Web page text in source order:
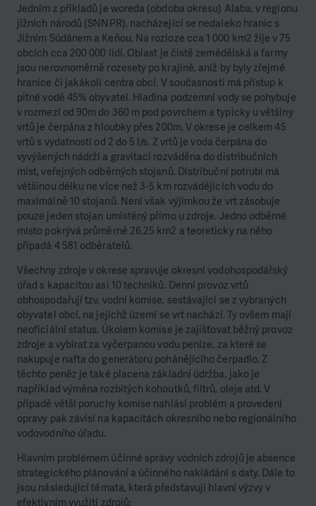
Jedním z příkladů je woreda (obdoba okresu) Alaba, v regionu
jižních národů (SNNPR), nacházející se nedaleko hranic s
Jižním Súdánem a Keňou. Na rozloze cca 1 000 km2 žije v 75
obcích cca 200 000 lidí. Oblast je čistě zemědělská a farmy
jsou nerovnoměrně rozesety po krajině, aniž by byly zřejmé
hranice či jakákoli centra obcí. V současnosti má přístup k
pitné vodě 45% obyvatel. Hladina podzemní vody se pohybuje
v rozmezí od 90m do 360 m pod povrchem a typicky u většiny
vrtů je čerpána z hloubky přes 200m. V okrese je celkem 45
vrtů s vydatností od 2 do 5 l/s. Z vrtů je voda čerpána do
vyvýšených nádrží a gravitací rozváděna do distribučních
míst, veřejných odběrných stojanů. Distribuční potrubí má
většinou délku ne více než 3-5 km rozvádějících vodu do
maximálně 10 stojanů. Není však výjimkou že vrt zásobuje
pouze jeden stojan umístěný přímo u zdroje. Jedno odběrné
místo pokrývá průměrně 26,25 km2 a teoreticky na něho
připadá 4 581 odběratelů.
Všechny zdroje v okrese spravuje okresní vodohospodářský
úřad s kapacitou asi 10 techniků. Denní provoz vrtů
obhospodařují tzv. vodní komise, sestávající se z vybraných
obyvatel obcí, na jejichž území se vrt nachází. Ty ovšem mají
neoficiální status. Úkolem komise je zajišťovat běžný provoz
zdroje a vybírat za vyčerpanou vodu peníze, za které se
nakupuje nafta do generátoru pohánějícího čerpadlo. Z
těchto peněz je také placena základní údržba, jako je
například výměna rozbitých kohoutků, filtrů, oleje atd. V
případě větší poruchy komise nahlásí problém a provedení
opravy pak závisí na kapacitách okresního nebo regionálního
vodovodního úřadu.
Hlavním problémem účinné správy vodních zdrojů je absence
strategického plánování a účinného nakládání s daty. Dále to
jsou následující témata, která představují hlavní výzvy v
efektivním využití zdrojů: